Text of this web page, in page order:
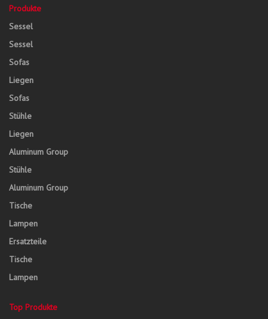
Produkte
Sessel
Sessel
Sofas
Liegen
Sofas
Stühle
Liegen
Aluminum Group
Stühle
Aluminum Group
Tische
Lampen
Ersatzteile
Tische
Lampen
Top Produkte